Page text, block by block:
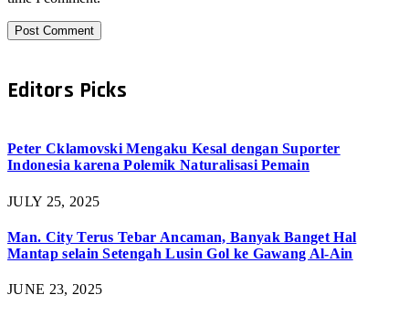
Editors Picks
Peter Cklamovski Mengaku Kesal dengan Suporter
Indonesia karena Polemik Naturalisasi Pemain
JULY 25, 2025
Man. City Terus Tebar Ancaman, Banyak Banget Hal
Mantap selain Setengah Lusin Gol ke Gawang Al-Ain
JUNE 23, 2025